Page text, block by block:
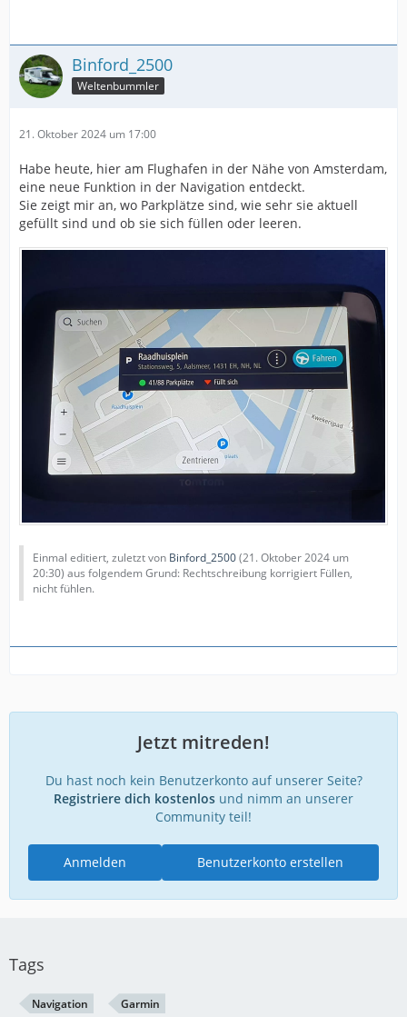
Binford_2500
Weltenbummler
21. Oktober 2024 um 17:00
Habe heute, hier am Flughafen in der Nähe von Amsterdam,
eine neue Funktion in der Navigation entdeckt.
Sie zeigt mir an, wo Parkplätze sind, wie sehr sie aktuell
gefüllt sind und ob sie sich füllen oder leeren.
Einmal editiert, zuletzt von Binford_2500(21. Oktober 2024 um
20:30) aus folgendem Grund: Rechtschreibung korrigiert Füllen,
nicht fühlen.
Jetzt mitreden!
Du hast noch kein Benutzerkonto auf unserer Seite?
Registriere dich kostenlos und nimm an unserer
Community teil!
Benutzerkonto erstellen
Anmelden
Tags
Navigation Garmin